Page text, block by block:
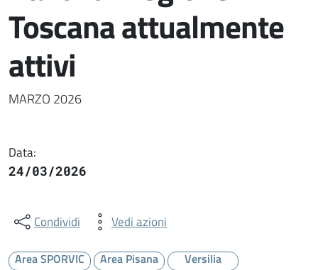
Toscana attualmente
attivi
Dettaglio della notizia
MARZO 2026
Data:
24/03/2026
Condividi Vedi azioni
Area SPORVIC Area Pisana
Versilia